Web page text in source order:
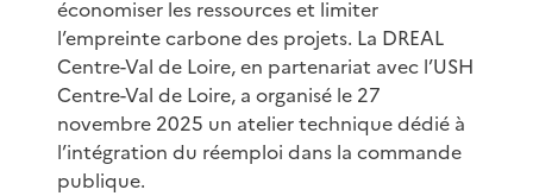
économiser les ressources et limiter
l’empreinte carbone des projets. La DREAL
Centre-Val de Loire, en partenariat avec l’USH
Centre-Val de Loire, a organisé le 27
novembre 2025 un atelier technique dédié à
l’intégration du réemploi dans la commande
publique.